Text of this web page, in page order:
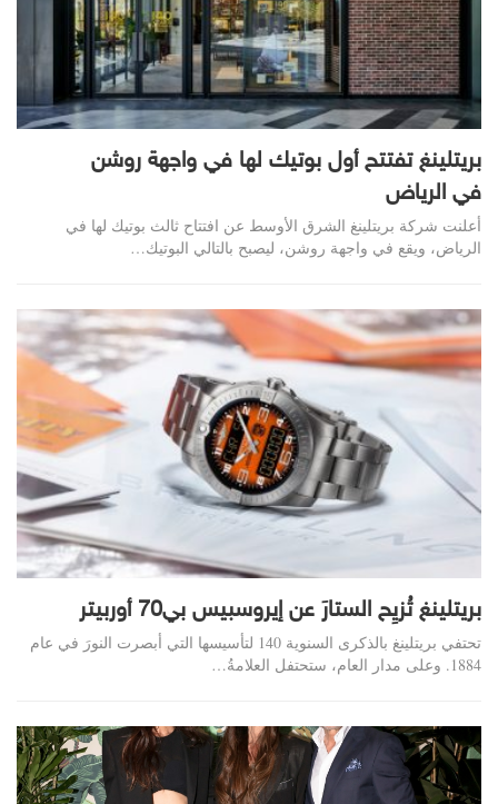
بريتلينغ تفتتح أول بوتيك لها في واجهة روشن
في الرياض
أعلنت شركة بريتلينغ الشرق الأوسط عن افتتاح ثالث بوتيك لها في
الرياض، ويقع في واجهة روشن، ليصبح بالتالي البوتيك…
بريتلينغ تُزيِح الستارَ عن إيروسبيس بي70 أوربيتر
تحتفي بريتلينغ بالذكرى السنوية 140 لتأسيسها التي أبصرت النورَ في عام
1884. وعلى مدار العام، ستحتفل العلامةُ
…